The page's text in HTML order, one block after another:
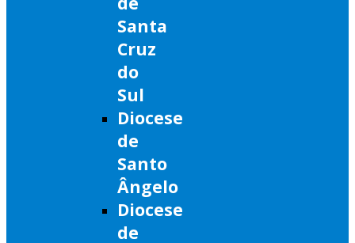
Santa
Cruz
do
Sul
Diocese
de
Santo
Ângelo
Diocese
de